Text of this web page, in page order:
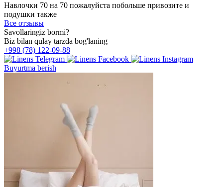
Навлочки 70 на 70 пожалуйста побольше привозите и
подушки также
Все отзывы
Savollaringiz bormi?
Biz bilan qulay tarzda bog'laning
+998 (78) 122-09-88
Buyurtma berish